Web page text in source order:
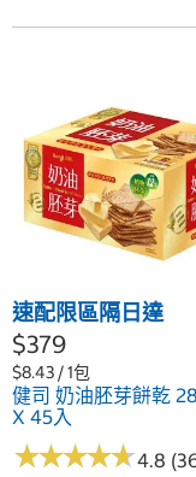
速配限區隔日達
$379
$8.43 / 1包
健司 奶油胚芽餅乾
X 45入
★★★★★
★★★★★4.8